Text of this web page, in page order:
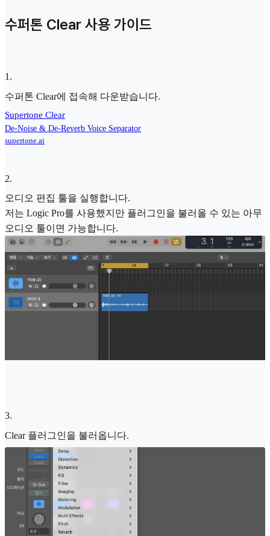
수퍼톤 Clear 사용 가이드
1 .
수퍼톤 Clear에 접속해 다운받습니다.
Supertone Clear
De-Noise & De-Reverb Voice Separator
supertone.ai
2.
오디오 편집 툴을 실행합니다.
저는 Logic Pro를 사용했지만 플러그인을 불러올 수 있는 아무
오디오 툴이면 가능합니다.
3.
Clear 플러그인을 불러옵니다.